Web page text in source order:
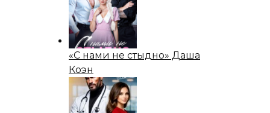
«С нами не стыдно» Даша
Коэн